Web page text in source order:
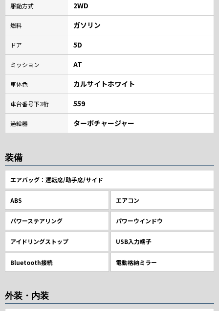
駆動方式 2WD
燃料 ガソリン
ドア 5D
ミッション AT
車体色 カルサイトホワイト
車台番号下3桁 559
過給器 ターボチャージャー
装備
エアバッグ：運転席/助手席/サイド
ABS エアコン
パワーステアリング パワーウインドウ
アイドリングストップ USB入力端子
Bluetooth接続 電動格納ミラー
外装・内装